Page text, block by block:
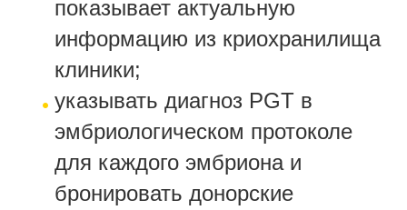
показывает актуальную
информацию из криохранилища
клиники;
указывать диагноз PGT в
эмбриологическом протоколе
для каждого эмбриона и
бронировать донорские